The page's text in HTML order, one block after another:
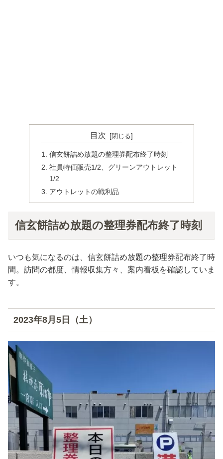
目次
信玄餅詰め放題の整理券配布終了時刻
社員特価販売1/2、グリーンアウトレット
1/2
アウトレットの戦利品
信玄餅詰め放題の整理券配布終了時刻
いつも気になるのは、信玄餅詰め放題の整理券配布終了時
間。訪問の都度、情報収集方々、案内看板を確認していま
す。
2023年8月5日（土）